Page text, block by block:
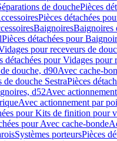
de douchePièces
Pièces détachées
BaignoiresBaignoires
Pièces détachées pour
pour receveurs de
détachées pour Vidages pour
douche, d90Avec cache-
douche SestraPièces
d52Avec
Avec actionnement par
pour Kits de finition pour
pour Avec cache-bonde
Systèmes porteursPièces